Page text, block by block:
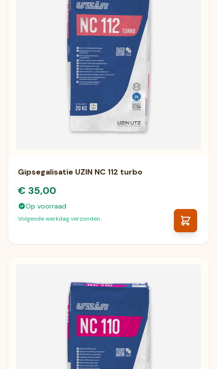
Gipsegalisatie UZIN NC 112 turbo
€ 35,00
Op voorraad
Volgende werkdag verzonden